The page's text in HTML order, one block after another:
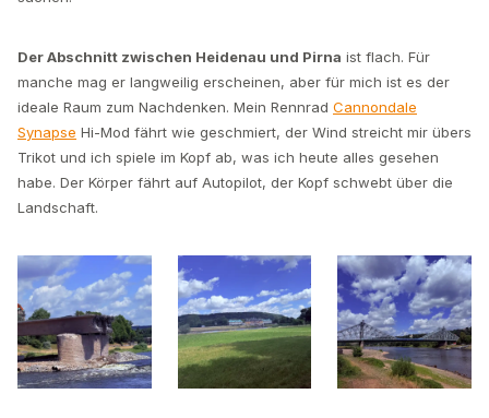
Der Abschnitt zwischen Heidenau und Pirna ist flach. Für
manche mag er langweilig erscheinen, aber für mich ist es der
ideale Raum zum Nachdenken. Mein Rennrad Cannondale
Synapse Hi-Mod fährt wie geschmiert, der Wind streicht mir übers
Trikot und ich spiele im Kopf ab, was ich heute alles gesehen
habe. Der Körper fährt auf Autopilot, der Kopf schwebt über die
Landschaft.